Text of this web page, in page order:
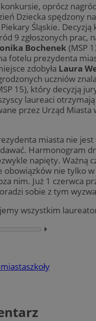
oprócz
Dziecka spędzony
Śląskie. Decyzją
9 zgłoszonych prac,
Bochenek (MSP
fotelu prezydenta
zdobyła Laura
uczniów
15), który decyzją
laureaci
przez Urząd Miasta
miasta nie jest
Harmonogram
napięty. Ważną
obowiązków nie tylko
nim. Już 1 czerwca
sobie z tym
wszystkim
⏵︎
szkoły